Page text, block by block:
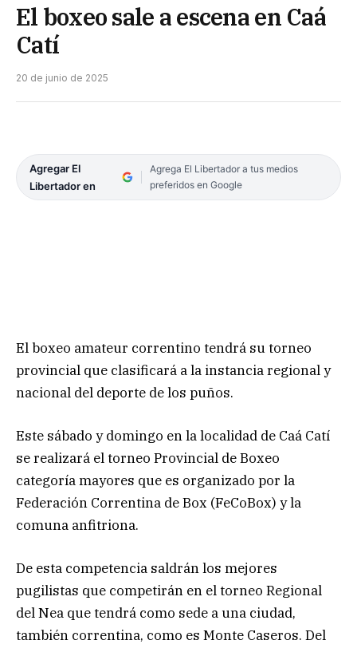
El boxeo sale a escena en Caá
Catí
20 de junio de 2025
Agregar El
Libertador en
Agrega El Libertador a tus medios
preferidos en Google
El boxeo amateur correntino tendrá su torneo
provincial que clasificará a la instancia regional y
nacional del deporte de los puños.
Este sábado y domingo en la localidad de Caá Catí
se realizará el torneo Provincial de Boxeo
categoría mayores que es organizado por la
Federación Correntina de Box (FeCoBox) y la
comuna anfitriona.
De esta competencia saldrán los mejores
pugilistas que competirán en el torneo Regional
del Nea que tendrá como sede a una ciudad,
también correntina, como es Monte Caseros. Del